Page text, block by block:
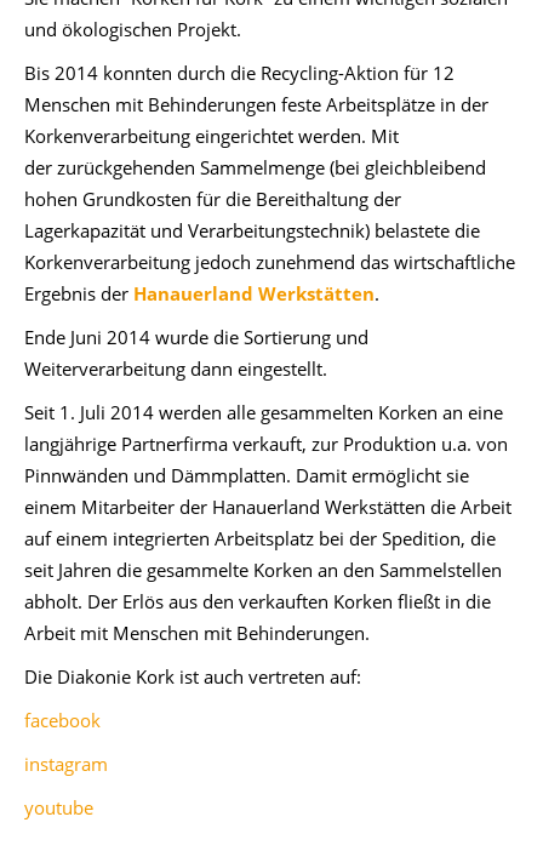
und ökologischen Projekt.
Bis 2014 konnten durch die Recycling-Aktion für 12
Menschen mit Behinderungen feste Arbeitsplätze in der
Korkenverarbeitung eingerichtet werden. Mit
der zurückgehenden Sammelmenge (bei gleichbleibend
hohen Grundkosten für die Bereithaltung der
Lagerkapazität und Verarbeitungstechnik) belastete die
Korkenverarbeitung jedoch zunehmend das wirtschaftliche
Ergebnis der Hanauerland Werkstätten.
Ende Juni 2014 wurde die Sortierung und
Weiterverarbeitung dann eingestellt.
Seit 1. Juli 2014 werden alle gesammelten Korken an eine
langjährige Partnerfirma verkauft, zur Produktion u.a. von
Pinnwänden und Dämmplatten. Damit ermöglicht sie
einem Mitarbeiter der Hanauerland Werkstätten die Arbeit
auf einem integrierten Arbeitsplatz bei der Spedition, die
seit Jahren die gesammelte Korken an den Sammelstellen
abholt. Der Erlös aus den verkauften Korken fließt in die
Arbeit mit Menschen mit Behinderungen.
Die Diakonie Kork ist auch vertreten auf:
facebook
instagram
youtube